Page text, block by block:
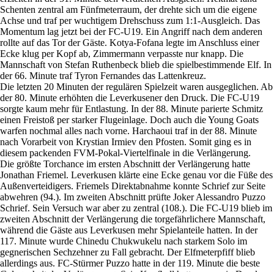
Schenten zentral am Fünfmeterraum, der drehte sich um die eigene
Achse und traf per wuchtigem Drehschuss zum 1:1-Ausgleich. Das
Momentum lag jetzt bei der FC-U19. Ein Angriff nach dem anderen
rollte auf das Tor der Gäste. Kotya-Fofana legte im Anschluss einer
Ecke klug per Kopf ab, Zimmermann verpasste nur knapp. Die
Mannschaft von Stefan Ruthenbeck blieb die spielbestimmende Elf. In
der 66. Minute traf Tyron Fernandes das Lattenkreuz.
Die letzten 20 Minuten der regulären Spielzeit waren ausgeglichen. Ab
der 80. Minute erhöhten die Leverkusener den Druck. Die FC-U19
sorgte kaum mehr für Entlastung. In der 88. Minute parierte Schmitz
einen Freistoß per starker Flugeinlage. Doch auch die Young Goats
warfen nochmal alles nach vorne. Harchaoui traf in der 88. Minute
nach Vorarbeit von Krystian Irmiev den Pfosten. Somit ging es in
diesem packenden FVM-Pokal-Viertelfinale in die Verlängerung.
Die größte Torchance im ersten Abschnitt der Verlängerung hatte
Jonathan Friemel. Leverkusen klärte eine Ecke genau vor die Füße des
Außenverteidigers. Friemels Direktabnahme konnte Schrief zur Seite
abwehren (94.). Im zweiten Abschnitt prüfte Joker Alessandro Puzzo
Schrief. Sein Versuch war aber zu zentral (108.). Die FC-U19 blieb im
zweiten Abschnitt der Verlängerung die torgefährlichere Mannschaft,
während die Gäste aus Leverkusen mehr Spielanteile hatten. In der
117. Minute wurde Chinedu Chukwukelu nach starkem Solo im
gegnerischen Sechzehner zu Fall gebracht. Der Elfmeterpfiff blieb
allerdings aus. FC-Stürmer Puzzo hatte in der 119. Minute die beste